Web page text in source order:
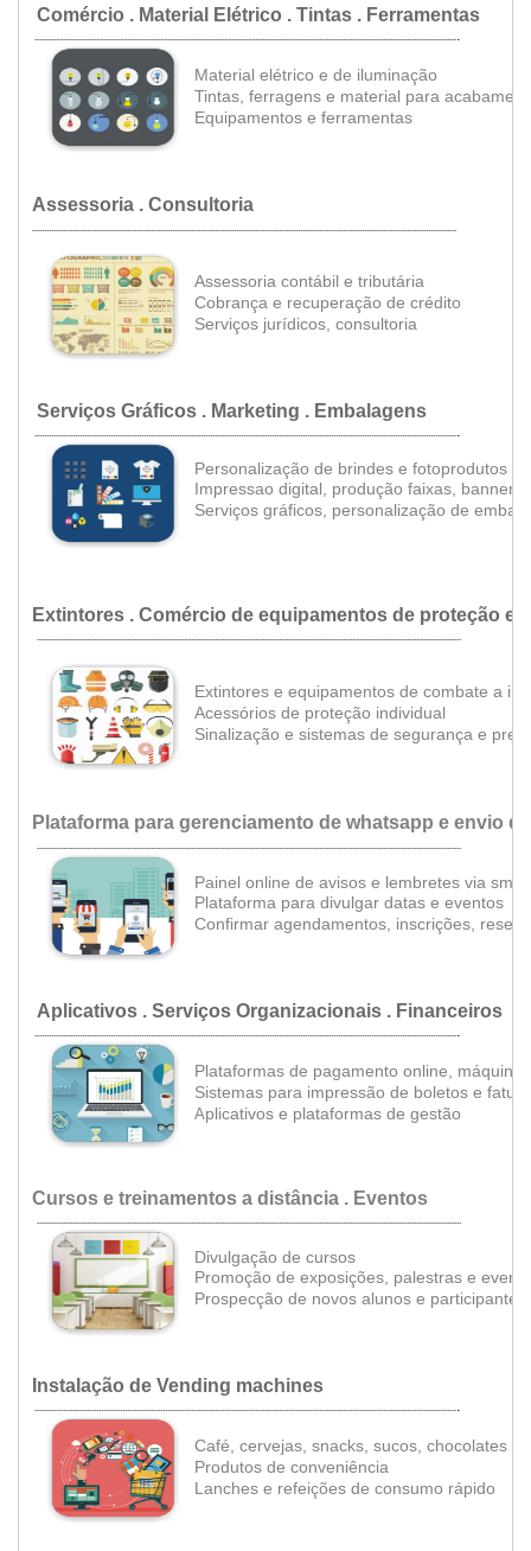
Comércio . Material Elétrico . Tintas . Ferramentas
..................................................................................................................................................................................
Material elétrico e de iluminação
Tintas, ferragens e material para
Equipamentos e ferramentas
Assessoria . Consultoria
...................................................................................................................................................................................
Assessoria contábil e tributária
Cobrança e recuperação de crédito
Serviços jurídicos, consultoria
Serviços Gráficos . Marketing . Embalagens
..................................................................................................................................................................................
Personalização de brindes e fotoprodutos
Impressao digital, produção faixas,
Serviços gráficos, personalização de
Extintores . Comércio de equipamentos de proteção e
...................................................................................................................................................................................
Extintores e equipamentos de combate a
Acessórios de proteção individual
Sinalização e sistemas de segurança e
Plataforma para gerenciamento de whatsapp e envio
...................................................................................................................................................................................
Painel online de avisos e lembretes via sms
Plataforma para divulgar datas e eventos
Confirmar agendamentos, inscrições,
Aplicativos . Serviços Organizacionais . Financeiros
..................................................................................................................................................................................
Plataformas de pagamento online,
Sistemas para impressão de boletos e
Aplicativos e plataformas de gestão
Cursos e treinamentos a distância . Eventos
...................................................................................................................................................................................
Divulgação de cursos
Promoção de exposições, palestras e
Prospecção de novos alunos e participantes
Instalação de Vending machines
..................................................................................................................................................................................
Café, cervejas, snacks, sucos, chocolates
Produtos de conveniência
Lanches e refeições de consumo rápido